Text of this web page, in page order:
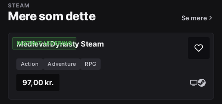
STEAM
Mere som dette Se mere
INSTANT LEVERING
Medieval Dynasty Steam
Action Adventure RPG
97,00 kr.